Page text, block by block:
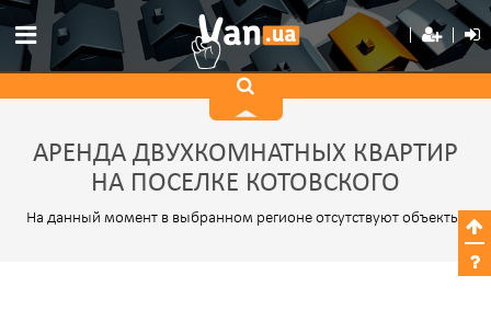
АРЕНДА ДВУХКОМНАТНЫХ КВАРТИР
НА ПОСЕЛКЕ КОТОВСКОГО
На данный момент в выбранном регионе отсутствуют объекты.